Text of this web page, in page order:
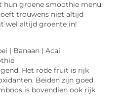
hun groene smoothie menu.
trouwens niet altijd
wel altijd groente in!
| Banaan | Acai
Het rode fruit is rijk
Beiden zijn goed
is bovendien ook rijk